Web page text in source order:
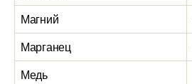
Магний
Марганец
Медь